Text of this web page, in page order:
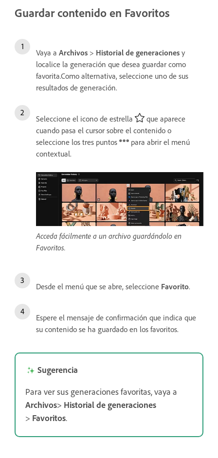
Guardar contenido en Favoritos
Vaya a Archivos > Historial de generaciones y
localice la generación que desea guardar como
favorita.Como alternativa, seleccione uno de sus
resultados de generación.
Seleccione el icono de estrella
que aparece
cuando pasa el cursor sobre el contenido o
seleccione los tres puntos
para abrir el menú
contextual.
Acceda fácilmente a un archivo guardándolo en
Favoritos.
Desde el menú que se abre, seleccione Favorito.
Espere el mensaje de confirmación que indica que
su contenido se ha guardado en los favoritos.
Sugerencia
Para ver sus generaciones favoritas, vaya a
Archivos> Historial de generaciones
> Favoritos.